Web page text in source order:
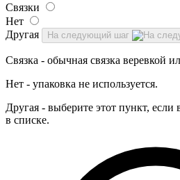
Связки
Нет
Другая
На следующий шаг
Связка - обычная связка веревкой
Нет - упаковка не используется.
Другая - выберите этот пункт, если
в списке.